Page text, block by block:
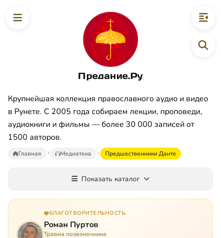
Предание.Ру
Крупнейшая коллекция православного аудио и видео
в Рунете. С 2005 года собираем лекции, проповеди,
аудиокниги и фильмы — более 30 000 записей от
1500 авторов.
Главная Медиатека Предшественники Данте
Показать каталог
БЛАГОТВОРИТЕЛЬНОСТЬ
Роман Пуртов
Травма позвоночника